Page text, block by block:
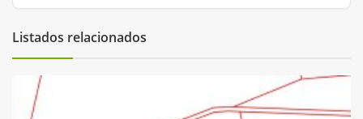
Listados relacionados